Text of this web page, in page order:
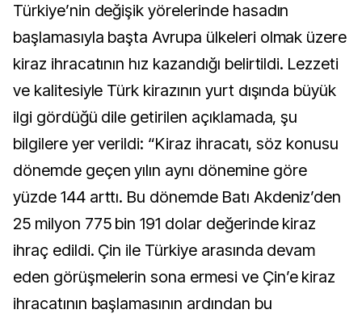
Türkiye’nin değişik yörelerinde hasadın
başlamasıyla başta Avrupa ülkeleri olmak üzere
kiraz ihracatının hız kazandığı belirtildi. Lezzeti
ve kalitesiyle Türk kirazının yurt dışında büyük
ilgi gördüğü dile getirilen açıklamada, şu
bilgilere yer verildi: “Kiraz ihracatı, söz konusu
dönemde geçen yılın aynı dönemine göre
yüzde 144 arttı. Bu dönemde Batı Akdeniz’den
25 milyon 775 bin 191 dolar değerinde kiraz
ihraç edildi. Çin ile Türkiye arasında devam
eden görüşmelerin sona ermesi ve Çin’e kiraz
ihracatının başlamasının ardından bu